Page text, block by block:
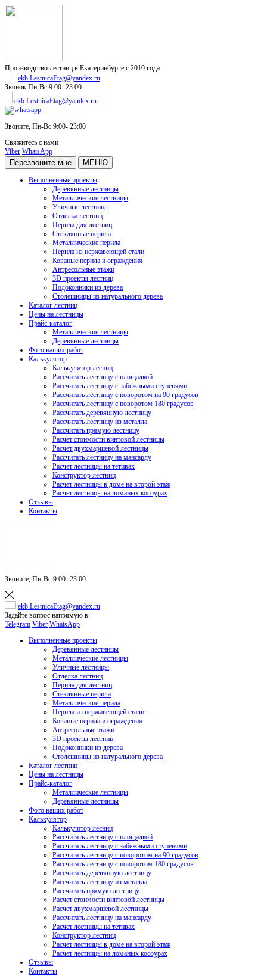
Производство лестниц в Екатеринбурге с 2010 года
ekb.LestnicaEtag@yandex.ru
Звонок Пн-Вс 9:00- 23:00
ekb.LestnicaEtag@yandex.ru
Звоните, Пн-Вс 9:00- 23:00
Свяжитесь с нами
Viber WhatsApp
Перезвоните мне МЕНЮ
Выполненные проекты
Деревянные лестницы
Металлические лестницы
Уличные лестницы
Отделка лестниц
Перила для лестниц
Стеклянные перила
Металлические перила
Перила из нержавеющей стали
Кованые перила и ограждения
Антресольные этажи
3D проекты лестниц
Подоконники из дерева
Столешницы из натурального дерева
Каталог лестниц
Цены на лестницы
Прайс-каталог
Металлические лестницы
Деревянные лестницы
Фото наших работ
Калькулятор
Калькулятор лесниц
Рассчитать лестницу с площадкой
Рассчитать лестницу с забежными ступенями
Рассчитать лестницу с поворотом на 90 градусов
Рассчитать лестницу с поворотом 180 градусов
Рассчитать деревянную лестницу
Рассчитать лестницу из металла
Рассчитать прямую лестницу
Расчет стоимости винтовой лестницы
Расчет двухмаршевой лестницы
Рассчитать лестницу на мансарду
Расчет лестницы на тетивах
Конструктор лестниц
Расчет лестницы в доме на второй этаж
Расчет лестницы на ломаных косоурах
Отзывы
Контакты
Звоните, Пн-Вс 9:00- 23:00
ekb.LestnicaEtag@yandex.ru
Задайте вопрос напрямую в:
Telegram Viber WhatsApp
Выполненные проекты
Деревянные лестницы
Металлические лестницы
Уличные лестницы
Отделка лестниц
Перила для лестниц
Стеклянные перила
Металлические перила
Перила из нержавеющей стали
Кованые перила и ограждения
Антресольные этажи
3D проекты лестниц
Подоконники из дерева
Столешницы из натурального дерева
Каталог лестниц
Цены на лестницы
Прайс-каталог
Металлические лестницы
Деревянные лестницы
Фото наших работ
Калькулятор
Калькулятор лесниц
Рассчитать лестницу с площадкой
Рассчитать лестницу с забежными ступенями
Рассчитать лестницу с поворотом на 90 градусов
Рассчитать лестницу с поворотом 180 градусов
Рассчитать деревянную лестницу
Рассчитать лестницу из металла
Рассчитать прямую лестницу
Расчет стоимости винтовой лестницы
Расчет двухмаршевой лестницы
Рассчитать лестницу на мансарду
Расчет лестницы на тетивах
Конструктор лестниц
Расчет лестницы в доме на второй этаж
Расчет лестницы на ломаных косоурах
Отзывы
Контакты